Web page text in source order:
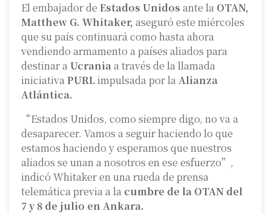
El embajador de Estados Unidos ante la OTAN,
Matthew G. Whitaker, aseguró este miércoles
que su país continuará como hasta ahora
vendiendo armamento a países aliados para
destinar aUcraniaa través de la llamada
iniciativaPURL impulsada por laAlianza
Atlántica.
“Estados Unidos, como siempre digo, no va a
desaparecer. Vamos a seguir haciendo lo que
estamos haciendo y esperamos que nuestros
aliados se unan a nosotros en ese esfuerzo”,
indicó Whitaker en una rueda de prensa
telemática previa a la cumbre de la OTAN del
7 y 8 de julio en Ankara.